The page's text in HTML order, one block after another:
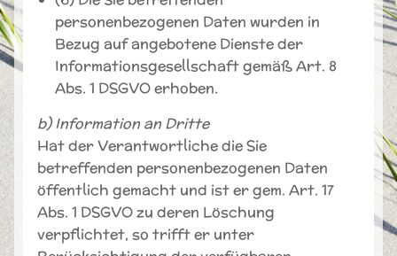
personenbezogenen Daten wurden in
Bezug auf angebotene Dienste der
Informationsgesellschaft gemäß Art. 8
Abs. 1 DSGVO erhoben.
b) Information an Dritte
Hat der Verantwortliche die Sie
betreffenden personenbezogenen Daten
öffentlich gemacht und ist er gem. Art. 17
Abs. 1 DSGVO zu deren Löschung
verpflichtet, so trifft er unter